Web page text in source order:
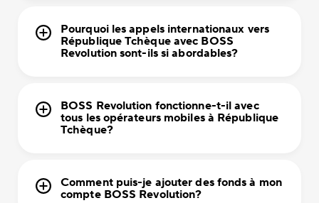
Pourquoi les appels internationaux vers
République Tchèque avec BOSS
Revolution sont-ils si abordables?
BOSS Revolution fonctionne-t-il avec
tous les opérateurs mobiles à République
Tchèque?
Comment puis-je ajouter des fonds à mon
compte BOSS Revolution?